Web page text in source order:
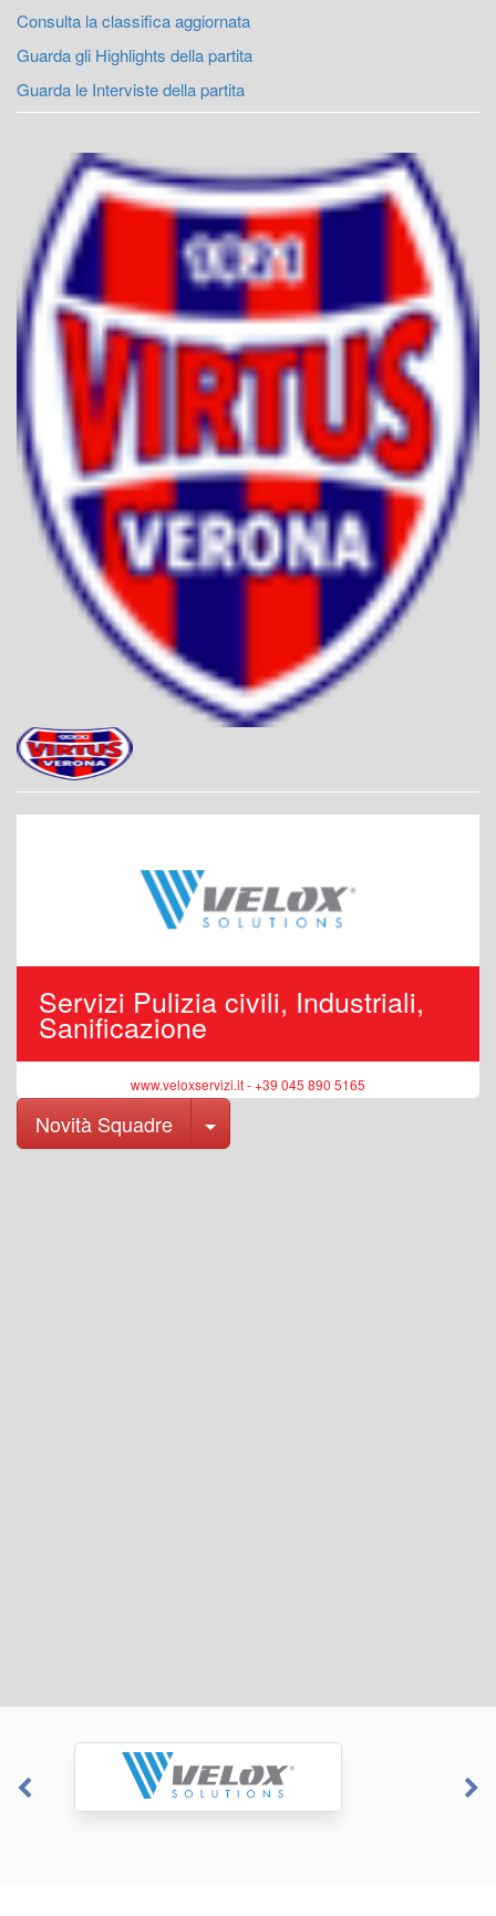
Consulta la classifica aggiornata
Guarda gli Highlights della partita
Guarda le Interviste della partita
Servizi Pulizia civili, Industriali,
Sanificazione
www.veloxservizi.it - +39 045 890 5165
Novità Squadre Toggle Dropdown